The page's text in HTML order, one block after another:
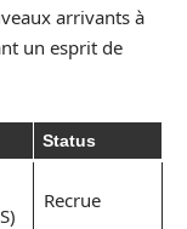
arrivants à
un esprit de
Status
Recrue